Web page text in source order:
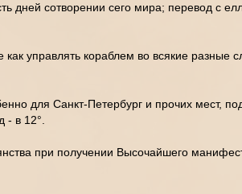
дней сотворении сего мира; перевод с
управлять кораблем во всякие разные
для Санкт-Петербург и прочих мест,
- в 12°.
при получении Высочайшего